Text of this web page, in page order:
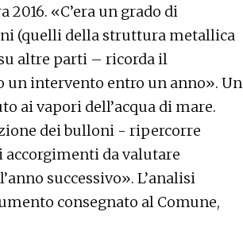
«C’era un grado di
(quelli della struttura metallica
altre parti – ricorda il
intervento entro un anno». Un
ai vapori dell’acqua di mare.
dei bulloni - ripercorre
da valutare
successivo». L’analisi
consegnato al Comune,